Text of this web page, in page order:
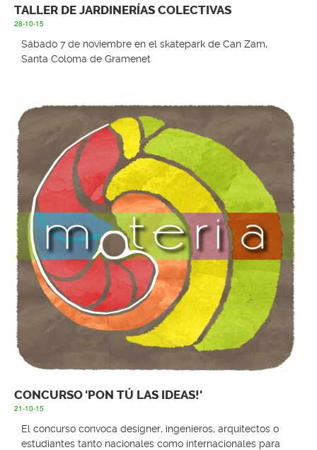
TALLER DE JARDINERÍAS COLECTIVAS
28-10-15
Sábado 7 de noviembre en el skatepark de Can Zam,
Santa Coloma de Gramenet
CONCURSO 'PON TÚ LAS IDEAS!'
21-10-15
El concurso convoca designer, ingenieros, arquitectos o
estudiantes tanto nacionales como internacionales para